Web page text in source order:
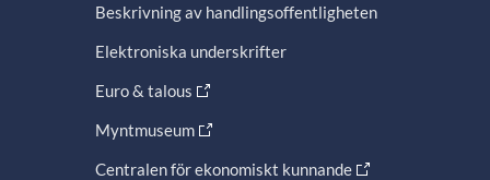
Beskrivning av handlingsoffentligheten
Elektroniska underskrifter
Euro & talous
Myntmuseum
Centralen för ekonomiskt kunnande